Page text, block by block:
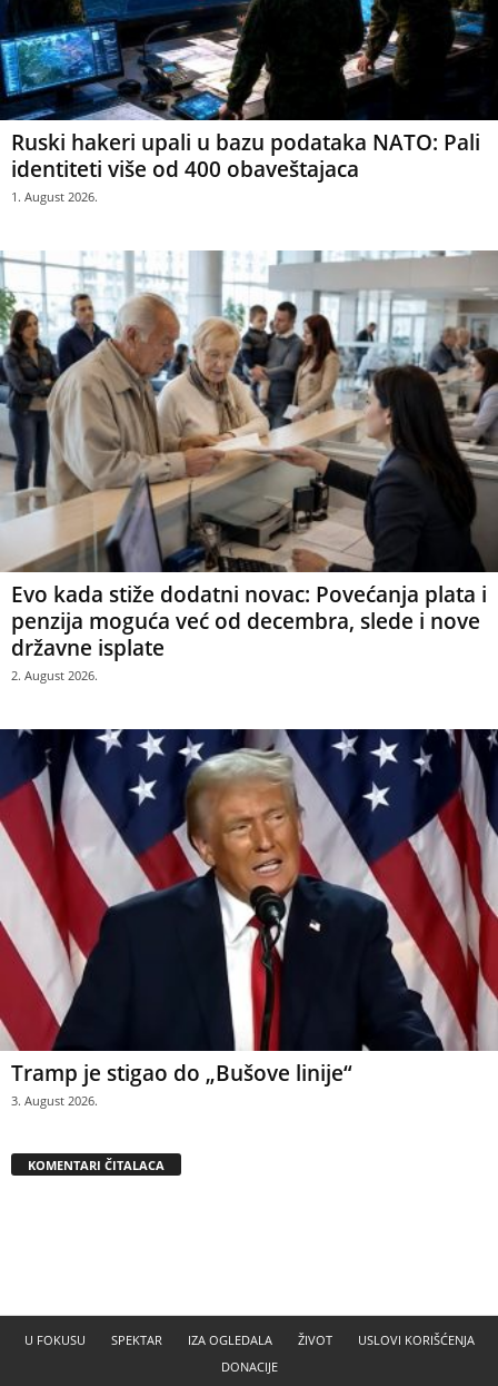
Ruski hakeri upali u bazu podataka NATO: Pali
identiteti više od 400 obaveštajaca
1. August 2026.
Evo kada stiže dodatni novac: Povećanja plata i
penzija moguća već od decembra, slede i nove
državne isplate
2. August 2026.
Tramp je stigao do „Bušove linije“
3. August 2026.
KOMENTARI ČITALACA
U FOKUSU SPEKTAR IZA OGLEDALA ŽIVOT
USLOVI KORIŠĆENJA
DONACIJE